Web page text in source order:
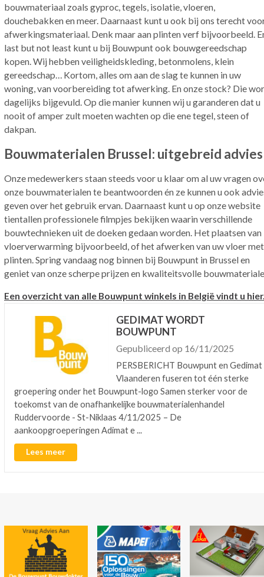
bouwmateriaal zoals gyproc, tegels, isolatie, vloeren,
douchebakken en meer. Daarnaast kunt u ook bij ons terecht
afwerkingsmateriaal. Denk maar aan plinten verf bijvoorbeeld.
last but not least kunt u bij Bouwpunt ook bouwgereedschap
kopen. Wij hebben veiligheidskleding, betonmolens, klein
gereedschap… Kortom, alles om aan de slag te kunnen in uw
woning, van voorbereiding tot afwerking. En onze stock? Die
dagelijks bijgevuld. Op die manier kunnen wij u garanderen dat u
nooit of amper zult moeten wachten op die ene tegel, steen of
dakpan.
Bouwmaterialen Brussel: uitgebreid advies
Onze medewerkers staan steeds voor u klaar om al uw vragen
onze bouwmaterialen te beantwoorden én ze kunnen u ook
geven over het gebruik ervan. Daarnaast kunt u op onze website
tientallen professionele filmpjes bekijken waarin verschillende
bouwtechnieken uit de doeken gedaan worden. Het plaatsen van
vloerverwarming bijvoorbeeld, of het afwerken van uw vloer met
plinten. Spring vandaag nog binnen bij Bouwpunt in Brussel en
geniet van onze scherpe prijzen en kwaliteitsvolle
Een overzicht van alle Bouwpunt winkels in België vindt u
GEDIMAT WORDT
BOUWPUNT
Gepubliceerd op 16/11/2025
PERSBERICHT Bouwpunt en Gedimat
Vlaanderen fuseren tot één sterke
groepering onder het Bouwpunt-logo Samen sterker voor de
toekomst van de onafhankelijke bouwmaterialenhandel
Ruddervoorde - St-Niklaas 4/11/2025 – De
aankoopgroeperingen Adimat e ...
Lees meer